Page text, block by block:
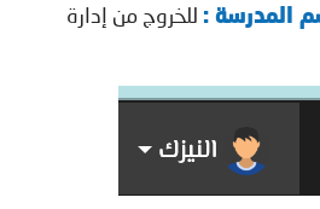
المدرسة : للخروج من إدارة